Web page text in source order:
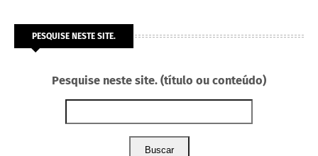
PESQUISE NESTE SITE.
Pesquise neste site. (título ou conteúdo)
Buscar